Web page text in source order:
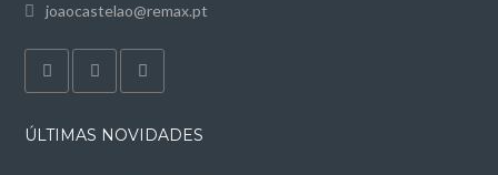
joaocastelao@remax.pt
ÚLTIMAS NOVIDADES